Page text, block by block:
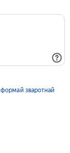
формай зваротнай